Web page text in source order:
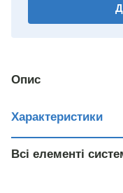
Опис
Характеристики
Всі елементі